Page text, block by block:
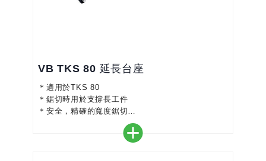
VB TKS 80 延長台座
＊適用於TKS 80
＊鋸切時用於支撐長工件
＊安全，精確的寬度鋸切